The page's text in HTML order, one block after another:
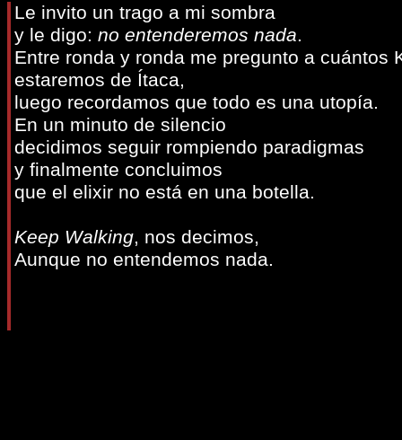
Le invito un trago a mi sombra
y le digo: no entenderemos nada.
Entre ronda y ronda me pregunto a cuántos
estaremos de Ítaca,
luego recordamos que todo es una utopía.
En un minuto de silencio
decidimos seguir rompiendo paradigmas
y finalmente concluimos
que el elixir no está en una botella.
Keep Walking, nos decimos,
Aunque no entendemos nada.